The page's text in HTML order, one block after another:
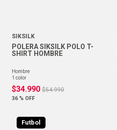
SIKSILK
POLERA SIKSILK POLO T-
SHIRT HOMBRE
hombre
1 color
$34.990 $54.990
36 % OFF
Futbol